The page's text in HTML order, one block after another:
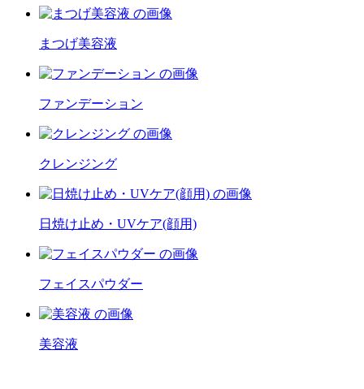
まつげ美容液
ファンデーション
クレンジング
日焼け止め・UVケア(顔用)
フェイスパウダー
美容液